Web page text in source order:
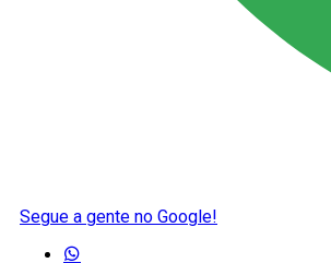
Segue a gente no Google!